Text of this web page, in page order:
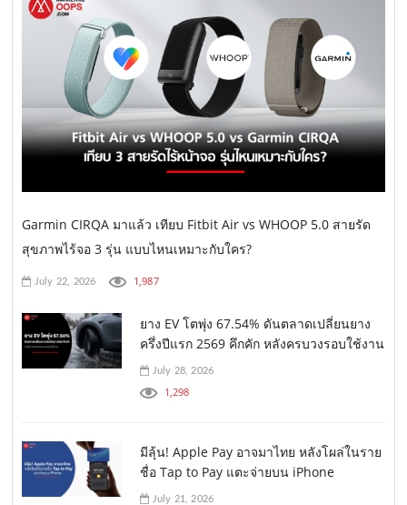
Garmin CIRQA มาแล้ว เทียบ Fitbit Air vs WHOOP 5.0 สายรัด
สุขภาพไร้จอ 3 รุ่น แบบไหนเหมาะกับใคร?
July 22, 2026 1,987
ยาง EV โตพุ่ง 67.54% ดันตลาดเปลี่ยนยาง
ครึ่งปีแรก 2569 คึกคัก หลังครบวงรอบใช้งาน
July 28, 2026
1,298
มีลุ้น! Apple Pay อาจมาไทย หลังโผล่ในราย
ชื่อ Tap to Pay แตะจ่ายบน iPhone
July 21, 2026